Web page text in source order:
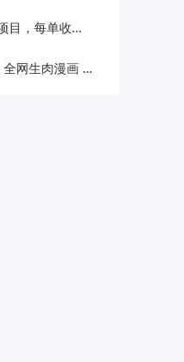
间，利润空间非常的大
画 小说终结工具